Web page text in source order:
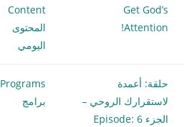
Get God’s
Attention!
Content
المحتوى
اليومي
حلقة: أعمدة
لاستقرارك الروحي –
الجزء 6 Episode:
Programs
برامج